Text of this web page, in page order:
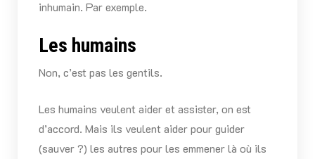
inhumain. Par exemple.
Les humains
Non, c’est pas les gentils.
Les humains veulent aider et assister, on est
d’accord. Mais ils veulent aider pour guider
(sauver ?) les autres pour les emmener là où ils